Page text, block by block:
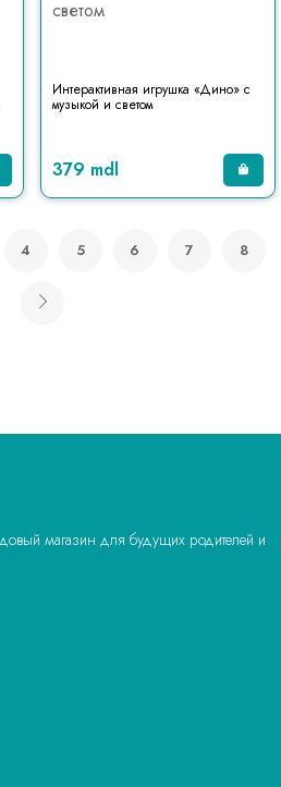
Интерактивная игрушка «Дино» с
музыкой и светом
379 mdl
4 5 6 7 8
магазин для будущих родителей и